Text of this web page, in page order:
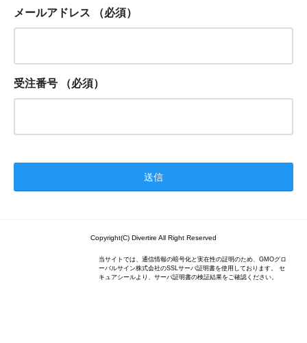
メールアドレス （必須）
受注番号 （必須）
Copyright(C) Divertire All Right Reserved
当サイトでは、通信情報の暗号化と実在性の証明のため、GMOグロ
ーバルサイン株式会社のSSLサーバ証明書を使用しております。 セ
キュアシールより、サーバ証明書の検証結果をご確認ください。